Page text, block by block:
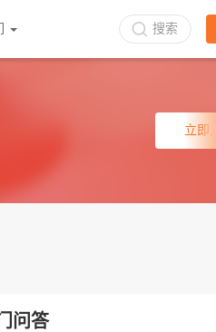
搜索
立即
问答